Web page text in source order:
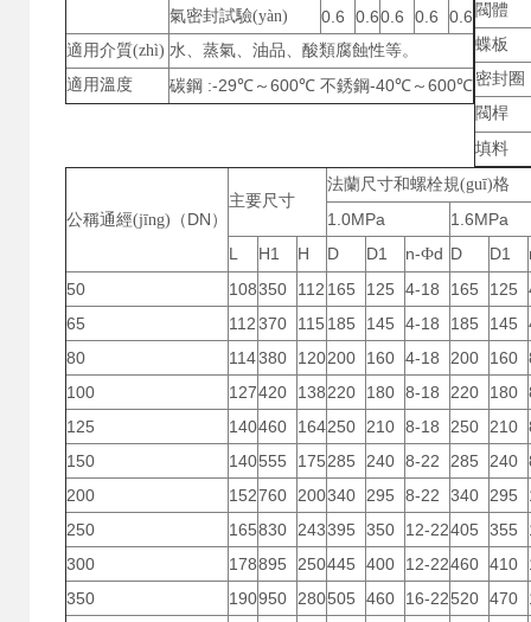
氣密封試驗(yàn) 0.6 0.60.6 0.6 0.6
適用介質(zhì) 水、蒸氣、油品、酸類腐蝕性等。
適用溫度
碳鋼 :-29℃～ 600℃ 不銹鋼-40℃ ～ 600℃
閥體
蝶板
密封圈
閥桿
填料
公稱通經(jīng)（ DN ）
主要尺寸
法蘭尺寸和螺栓規(guī)格
1.0MPa
1.6MPa
L
H1 H D D1 n-Фd D D1
50
108350 112 165 125 4-18 165 125
65
112370 115 185 145 4-18 185 145
80
114380 120200 160 4-18 200 160
100
127420 138220 180 8-18 220 180
125
140460 164250 210 8-18 250 210
150
140555 175285 240 8-22 285 240
200
152760 200340 295 8-22 340 295
250
165830 243395 350 12-22405 355
300
178895 250445 400 12-22460 410
350
190950 280505 460 16-22520 470